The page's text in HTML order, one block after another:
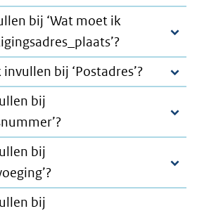
bij ‘Wat moet ik
bij ‘Postadres’?
bij
bij
bij